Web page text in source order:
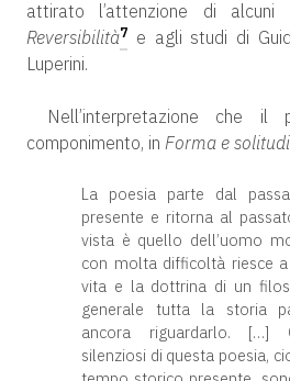
attirato l’attenzione di
Reversibilità7 e agli studi di
Luperini.
Nell’interpretazione che
componimento, in Forma e
La poesia parte dal
presente e ritorna al
vista è quello dell’uomo
con molta difficoltà riesce
vita e la dottrina di un
generale tutta la storia
ancora riguardarlo. […]
silenziosi di questa poesia,